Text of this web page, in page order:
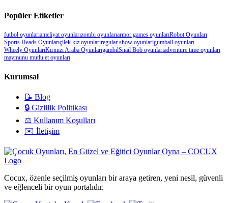
Popüler Etiketler
futbol oyunlarıameliyat oyunlarızombi oyunlarıarmor games oyunlarıRobot Oyunları
Sports Heads Oyunlarıçilek kız oyunlarıregular show oyunlarigumball oyunları
Wheely OyunlarıKırmızı Araba OyunlarıgambılSnail Bob oyunlarıadventure time oyunları
maymunu mutlu et oyunları
Kurumsal
📝 Blog
🔒 Gizlilik Politikası
⚖️ Kullanım Koşulları
✉️ İletişim
Cocux, özenle seçilmiş oyunları bir araya getiren, yeni nesil, güvenli
ve eğlenceli bir oyun portalıdır.